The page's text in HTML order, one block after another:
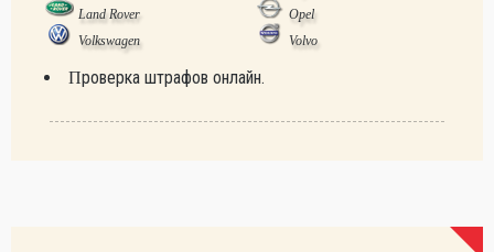
Land Rover
Opel
Volkswagen
Volvo
Проверка штрафов онлайн.